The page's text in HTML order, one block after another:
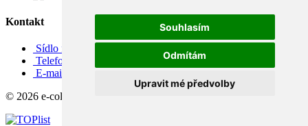
Souhlasím
Odmítám
Upravit mé předvolby
Kontakt
Sídlo firmy: Boženy Němcové 739/1, Svitavy 568 02, CZ
Telefon: +420 608 449 590
E-mail: info@e-color.cz
© 2026 e-color.cz